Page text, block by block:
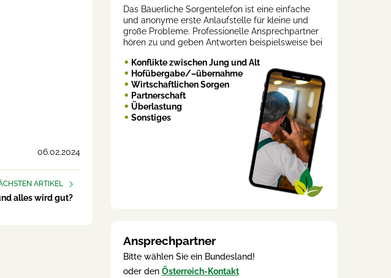
06.02.2024
ARTIKEL
alles wird gut?
Das Bäuerliche Sorgentelefon ist eine einfache
und anonyme erste Anlaufstelle für kleine und
große Probleme. Professionelle Ansprechpartner
hören zu und geben Antworten beispielsweise bei
Konflikte zwischen Jung und Alt
Hofübergabe/–übernahme
Wirtschaftlichen Sorgen
Partnerschaft
Überlastung
Sonstiges
Ansprechpartner
Bitte wählen Sie ein Bundesland!
oder den Österreich-Kontakt